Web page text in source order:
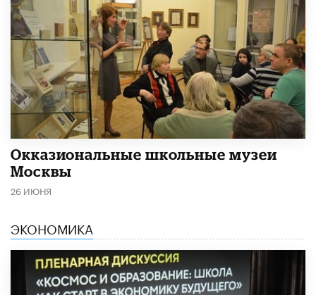
​Окказиональные школьные музеи
Москвы
26 ИЮНЯ
ЭКОНОМИКА